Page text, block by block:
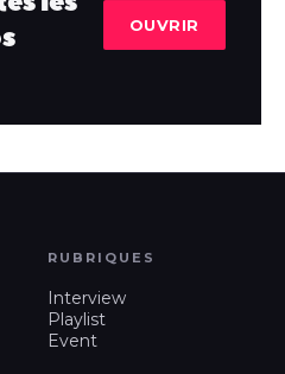
OUVRIR
RUBRIQUES
Interview
Playlist
Event